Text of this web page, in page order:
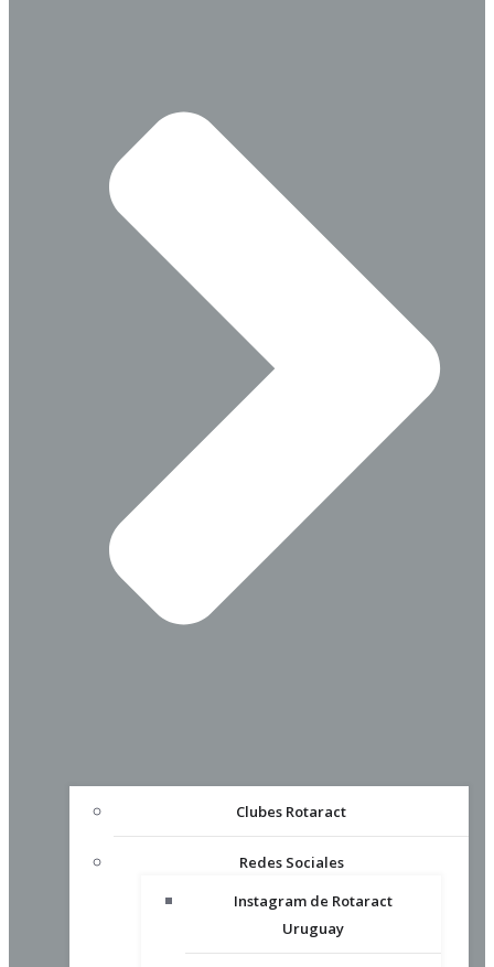
Clubes Rotaract
Redes Sociales
Instagram de Rotaract
Uruguay